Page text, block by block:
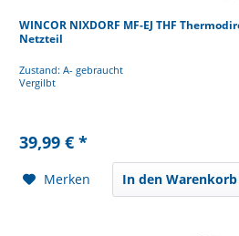
WINCOR NIXDORF MF-EJ THF
Netzteil
Zustand: A- gebraucht
Vergilbt
39,99 € *
Merken In den Warenkorb